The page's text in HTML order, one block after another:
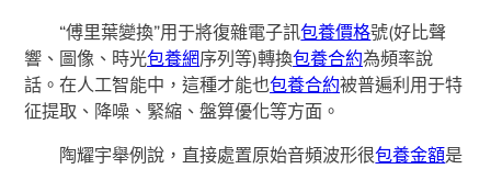
“傅里葉變換”用于將復雜電子訊包養價格號(好比聲
響、圖像、時光包養網序列等)轉換包養合約為頻率說
話。在人工智能中，這種才能也包養合約被普遍利用于特
征提取、降噪、緊縮、盤算優化等方面。
陶耀宇舉例說，直接處置原始音頻波形很包養金額是